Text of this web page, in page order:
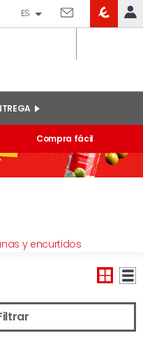
tienda y online
ES
Compra fácil
y encurtidos